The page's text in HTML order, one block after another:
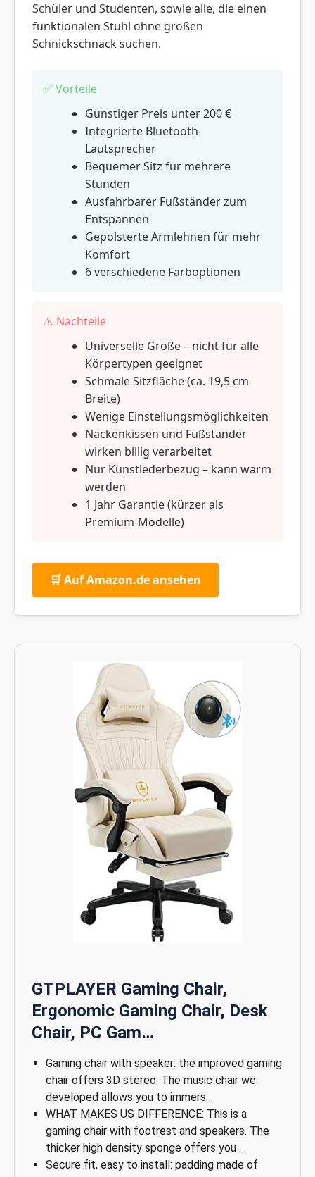
Schüler und Studenten, sowie alle, die einen
funktionalen Stuhl ohne großen
Schnickschnack suchen.
✅ Vorteile
Günstiger Preis unter 200 €
Integrierte Bluetooth-
Lautsprecher
Bequemer Sitz für mehrere
Stunden
Ausfahrbarer Fußständer zum
Entspannen
Gepolsterte Armlehnen für mehr
Komfort
6 verschiedene Farboptionen
⚠️ Nachteile
Universelle Größe – nicht für alle
Körpertypen geeignet
Schmale Sitzfläche (ca. 19,5 cm
Breite)
Wenige Einstellungsmöglichkeiten
Nackenkissen und Fußständer
wirken billig verarbeitet
Nur Kunstlederbezug – kann warm
werden
1 Jahr Garantie (kürzer als
Premium-Modelle)
🛒 Auf Amazon.de ansehen
GTPLAYER Gaming Chair,
Ergonomic Gaming Chair, Desk
Chair, PC Gam…
Gaming chair with speaker: the improved gaming
chair offers 3D stereo. The music chair we
developed allows you to immers…
WHAT MAKES US DIFFERENCE: This is a
gaming chair with footrest and speakers. The
thicker high density sponge offers you …
Secure fit, easy to install: padding made of